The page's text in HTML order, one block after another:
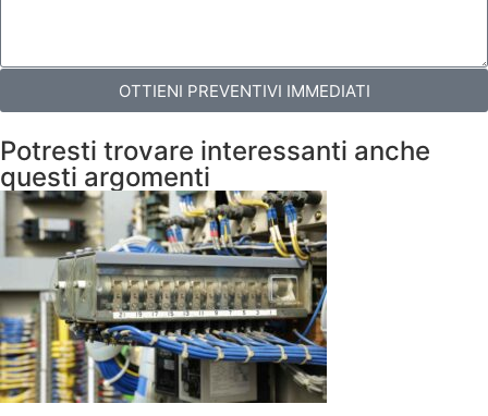
OTTIENI PREVENTIVI IMMEDIATI
Potresti trovare interessanti anche
questi argomenti